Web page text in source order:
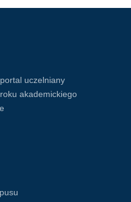
uczelniany
akademickiego